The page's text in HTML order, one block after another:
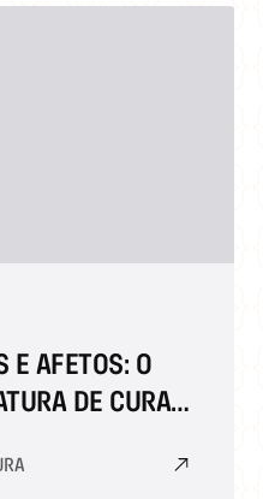
E AFETOS: O
DE CURA